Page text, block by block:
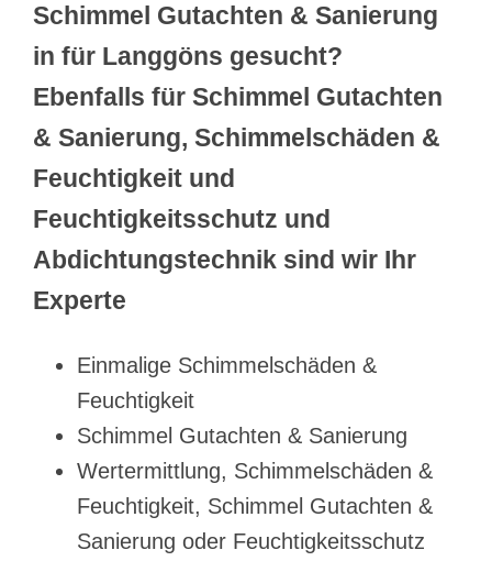
Schimmel Gutachten & Sanierung
in für Langgöns gesucht?
Ebenfalls für Schimmel Gutachten
& Sanierung, Schimmelschäden &
Feuchtigkeit und
Feuchtigkeitsschutz und
Abdichtungstechnik sind wir Ihr
Experte
Einmalige Schimmelschäden &
Feuchtigkeit
Schimmel Gutachten & Sanierung
Wertermittlung, Schimmelschäden &
Feuchtigkeit, Schimmel Gutachten &
Sanierung oder Feuchtigkeitsschutz